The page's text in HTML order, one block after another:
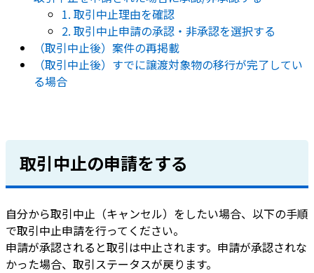
1. 取引中止理由を確認
2. 取引中止申請の承認・非承認を選択する
（取引中止後）案件の再掲載
（取引中止後）すでに譲渡対象物の移行が完了してい
る場合
取引中止の申請をする
自分から取引中止（キャンセル）をしたい場合、以下の手順
で取引中止申請を行ってください。
申請が承認されると取引は中止されます。申請が承認されな
かった場合、取引ステータスが戻ります。